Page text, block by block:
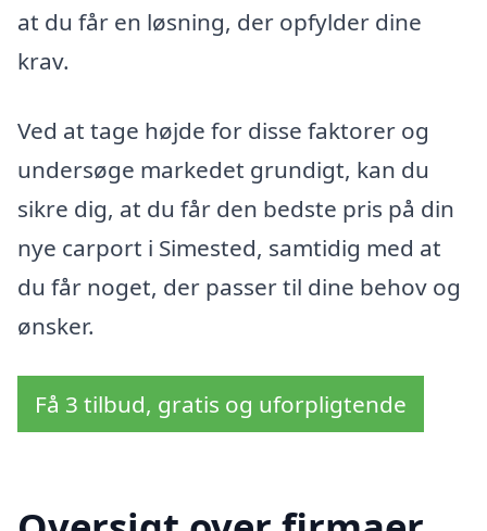
at du får en løsning, der opfylder dine
krav.
Ved at tage højde for disse faktorer og
undersøge markedet grundigt, kan du
sikre dig, at du får den bedste pris på din
nye carport i Simested, samtidig med at
du får noget, der passer til dine behov og
ønsker.
Få 3 tilbud, gratis og uforpligtende